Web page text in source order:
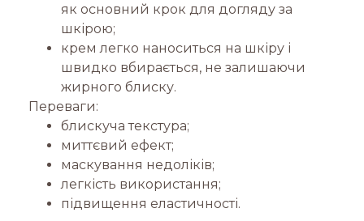
як основний крок для догляду за
шкірою;
крем легко наноситься на шкіру і
швидко вбирається, не залишаючи
жирного блиску.
Переваги:
блискуча текстура;
миттєвий ефект;
маскування недоліків;
легкість використання;
підвищення еластичності.